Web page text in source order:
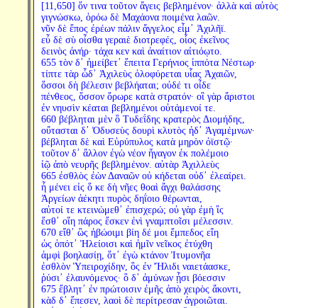
[11,650] ὅν τινα τοῦτον ἄγεις βεβλημένον· ἀλλὰ καὶ αὐτὸς
γιγνώσκω, ὁρόω δὲ Μαχάονα ποιμένα λαῶν.
νῦν δὲ ἔπος ἐρέων πάλιν ἄγγελος εἶμ᾽ Ἀχιλῆϊ.
εὖ δὲ σὺ οἶσθα γεραιὲ διοτρεφές, οἷος ἐκεῖνος
δεινὸς ἀνήρ· τάχα κεν καὶ ἀναίτιον αἰτιόῳτο.
655 τὸν δ᾽ ἠμείβετ᾽ ἔπειτα Γερήνιος ἱππότα Νέστωρ·
τίπτε τὰρ ὧδ᾽ Ἀχιλεὺς ὀλοφύρεται υἷας Ἀχαιῶν,
ὅσσοι δὴ βέλεσιν βεβλήαται; οὐδέ τι οἶδε
πένθεος, ὅσσον ὄρωρε κατὰ στρατόν· οἳ γὰρ ἄριστοι
ἐν νηυσὶν κέαται βεβλημένοι οὐτάμενοί τε.
660 βέβληται μὲν ὃ Τυδεΐδης κρατερὸς Διομήδης,
οὔτασται δ᾽ Ὀδυσεὺς δουρὶ κλυτὸς ἠδ᾽ Ἀγαμέμνων·
βέβληται δὲ καὶ Εὐρύπυλος κατὰ μηρὸν ὀϊστῷ·
τοῦτον δ᾽ ἄλλον ἐγὼ νέον ἤγαγον ἐκ πολέμοιο
ἰῷ ἀπὸ νευρῆς βεβλημένον. αὐτὰρ Ἀχιλλεὺς
665 ἐσθλὸς ἐὼν Δαναῶν οὐ κήδεται οὐδ᾽ ἐλεαίρει.
ἦ μένει εἰς ὅ κε δὴ νῆες θοαὶ ἄγχι θαλάσσης
Ἀργείων ἀέκητι πυρὸς δηΐοιο θέρωνται,
αὐτοί τε κτεινώμεθ᾽ ἐπισχερώ; οὐ γὰρ ἐμὴ ἲς
ἔσθ᾽ οἵη πάρος ἔσκεν ἐνὶ γναμπτοῖσι μέλεσσιν.
670 εἴθ᾽ ὣς ἡβώοιμι βίη δέ μοι ἔμπεδος εἴη
ὡς ὁπότ᾽ Ἠλείοισι καὶ ἡμῖν νεῖκος ἐτύχθη
ἀμφὶ βοηλασίῃ, ὅτ᾽ ἐγὼ κτάνον Ἰτυμονῆα
ἐσθλὸν Ὑπειροχίδην, ὃς ἐν Ἤλιδι ναιετάασκε,
ῥύσι᾽ ἐλαυνόμενος· ὃ δ᾽ ἀμύνων ᾗσι βόεσσιν
675 ἔβλητ᾽ ἐν πρώτοισιν ἐμῆς ἀπὸ χειρὸς ἄκοντι,
κὰδ δ᾽ ἔπεσεν, λαοὶ δὲ περίτρεσαν ἀγροιῶται.